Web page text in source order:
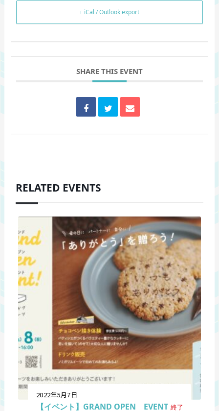
+ iCal / Outlook export
SHARE THIS EVENT
RELATED EVENTS
2022年5月7日
【イベント】GRAND OPEN EVENT 終了